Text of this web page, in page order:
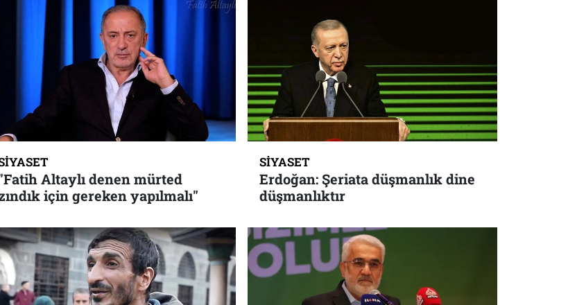
Altaylı denen mürted
için gereken yapılmalı"
SIYASET
Erdoğan: Şeriata düşmanlık dine
düşmanlıktır